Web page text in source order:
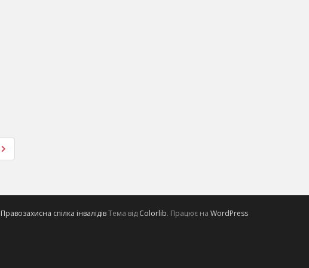
Правозахисна спілка інвалідівТема від Colorlib. Працює на WordPress